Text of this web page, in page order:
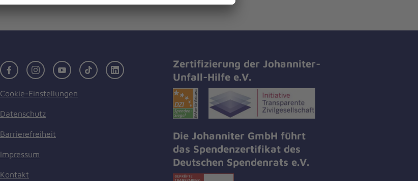
FacebookInstagramYoutubeTikTok LinkedIn
Cookie-Einstellungen
Datenschutz
Barrierefreiheit
Impressum
Kontakt
Zertifizierung der Johanniter-
Unfall-Hilfe e.V.
Die Johanniter GmbH führt
das Spendenzertifikat des
Deutschen Spendenrats e.V.